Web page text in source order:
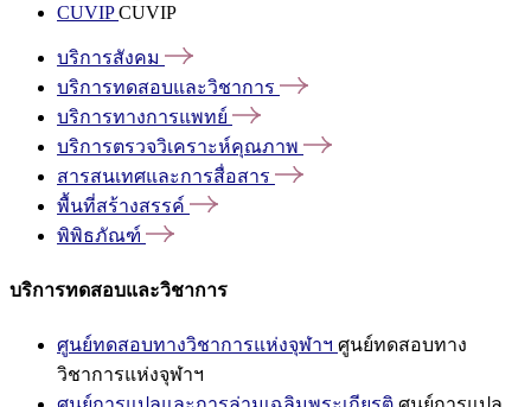
CUVIPCUVIP
บริการสังคม
บริการทดสอบและวิชาการ
บริการทางการแพทย์
บริการตรวจวิเคราะห์คุณภาพ
สารสนเทศและการสื่อสาร
พื้นที่สร้างสรรค์
พิพิธภัณฑ์
บริการทดสอบและวิชาการ
ศูนย์ทดสอบทางวิชาการแห่งจุฬาฯ ศูนย์ทดสอบทาง
วิชาการแห่งจุฬาฯ